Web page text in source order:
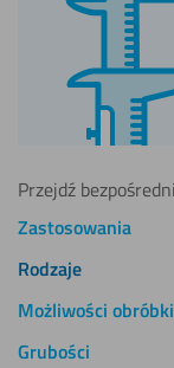
Przejdź
Zastosowania
Rodzaje
Możliwości obróbki
Grubości